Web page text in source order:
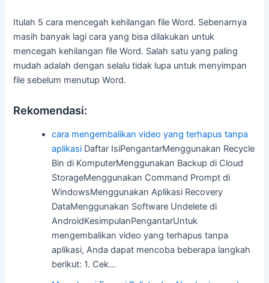
Itulah 5 cara mencegah kehilangan file Word. Sebenarnya
masih banyak lagi cara yang bisa dilakukan untuk
mencegah kehilangan file Word. Salah satu yang paling
mudah adalah dengan selalu tidak lupa untuk menyimpan
file sebelum menutup Word.
Rekomendasi:
cara mengembalikan video yang terhapus tanpa
aplikasi Daftar IsiPengantarMenggunakan Recycle
Bin di KomputerMenggunakan Backup di Cloud
StorageMenggunakan Command Prompt di
WindowsMenggunakan Aplikasi Recovery
DataMenggunakan Software Undelete di
AndroidKesimpulanPengantarUntuk
mengembalikan video yang terhapus tanpa
aplikasi, Anda dapat mencoba beberapa langkah
berikut: 1. Cek…